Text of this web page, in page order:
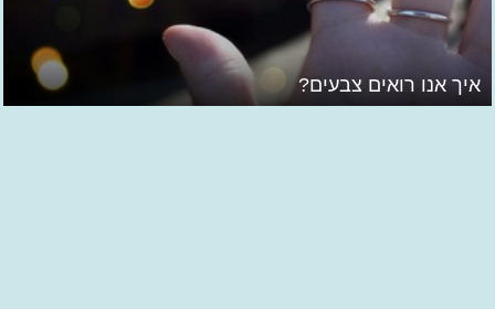
איך אנו רואים צבעים?